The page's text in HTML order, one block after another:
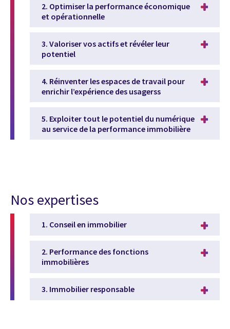
2. Optimiser la performance économique
et opérationnelle
3. Valoriser vos actifs et révéler leur
potentiel
4. Réinventer les espaces de travail pour
enrichir l’expérience des usagerss
5. Exploiter tout le potentiel du numérique
au service de la performance immobilière
Nos expertises
1. Conseil en immobilier
2. Performance des fonctions
immobilières
3. Immobilier responsable